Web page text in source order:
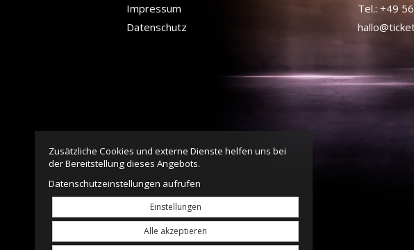
Impressum
Datenschutz
Tel.: +49
Zusätzliche Cookies und externe Dienste helfen uns bei
der Bereitstellung dieses Angebots.
Datenschutzeinstellungen aufrufen
Einstellungen
Alle akzeptieren